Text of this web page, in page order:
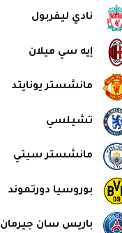
نادي ليفربول
إيه سي ميلان
مانشستر يونايتد
تشيلسي
مانشستر سيتي
بوروسيا دورتموند
باريس سان جيرمان